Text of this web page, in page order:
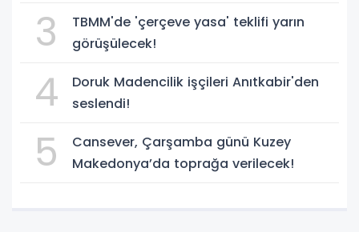
3
TBMM'de 'çerçeve yasa' teklifi yarın
görüşülecek!
4
Doruk Madencilik işçileri Anıtkabir'den
seslendi!
5
Cansever, Çarşamba günü Kuzey
Makedonya’da toprağa verilecek!